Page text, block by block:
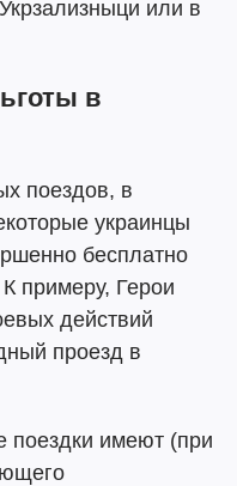
или в
в
поездов, в
украинцы
бесплатно
примеру, Герои
действий
проезд в
поездки имеют (при